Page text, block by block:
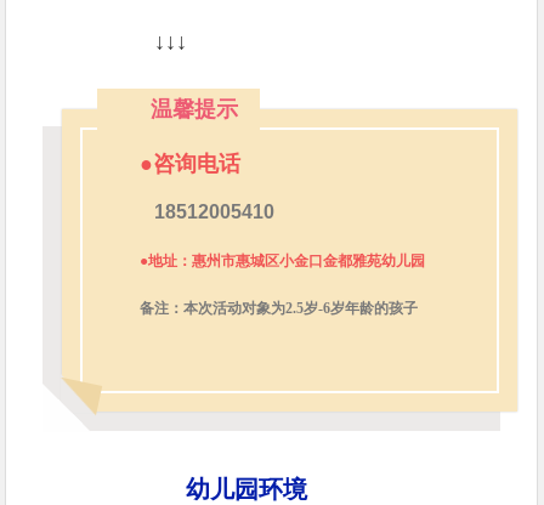
↓↓↓
温馨提示
●咨询 电话
18512005410
●地址：惠州市惠城区小金口金都雅苑幼儿园
备注：本次活动对象为2.5岁-6岁年龄的孩子
幼儿园环境